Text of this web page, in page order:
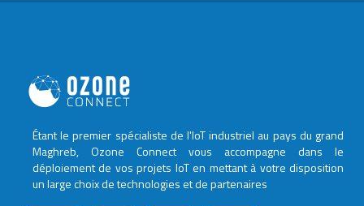
Étant le premier spécialiste de l'IoT industriel au pays du grand
Maghreb, Ozone Connect vous accompagne dans le
déploiement de vos projets IoT en mettant à votre disposition
un large choix de technologies et de partenaires